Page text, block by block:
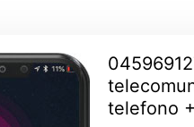
telefono